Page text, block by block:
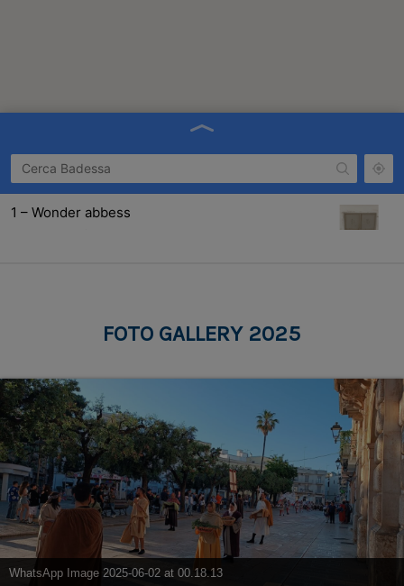
1 – Wonder abbess
3 - Omaggi alla Badessa
Via Don Cristoforo
4 – Lettere della Badessa
Via Don Cristoforo
FOTO GALLERY 2025
WhatsApp Image 2025-06-02 at 00.18.13